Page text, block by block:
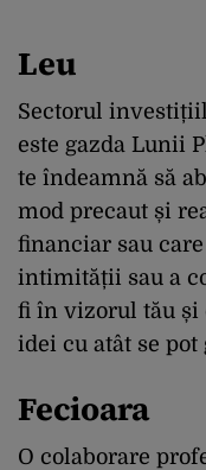
Leu
Sectorul
este gazda Lunii
te îndeamnă să
mod precaut și
financiar sau
intimității sau a
fi în vizorul tău și
idei cu atât se pot
Fecioara
O colaborare